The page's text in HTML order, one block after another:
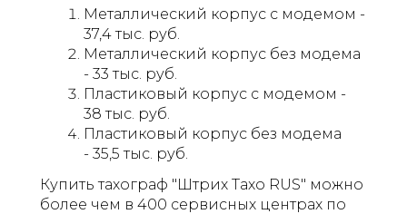
Металлический корпус с модемом -
37,4 тыс. руб.
Металлический корпус без модема
- 33 тыс. руб.
Пластиковый корпус с модемом -
38 тыс. руб.
Пластиковый корпус без модема
- 35,5 тыс. руб.
Купить тахограф "Штрих Тахо RUS" можно
более чем в 400 сервисных центрах по